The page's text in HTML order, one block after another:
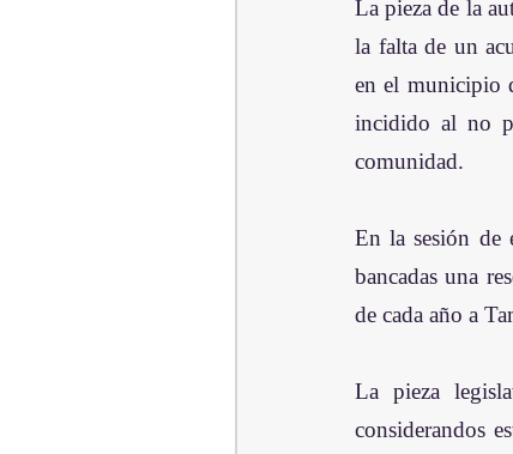
La pieza de la
la falta de un
en el municipio
incidido al no
comunidad.
En la sesión de
bancadas una
de cada año a
La pieza
considerandos